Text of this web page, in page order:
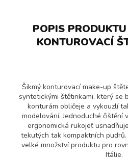
POPIS
KONTUROVACÍ
Šikmý konturovací make-up
syntetickými štětinkami, který se
konturám obličeje a vykouzlí
modelování. Jednoduché čištění
ergonomická rukojeť
tekutých tak kompaktních
velké množství produktu pro
Itálie.